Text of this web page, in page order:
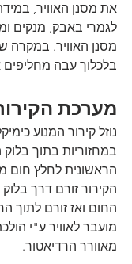
את מסנן האוויר,
לגמרי באבק, מנקים
מסנן האוויר. במקרה
בלכלוך עבה מחליפים
מערכת
נוזל קירור המנוע
במחזוריות בתוך
הראשונית לחלץ חום
הקירור זורם דרך
החום ואז זורם לתוך
מועבר לאוויר ע"י
מאוורר הרדיאטור.